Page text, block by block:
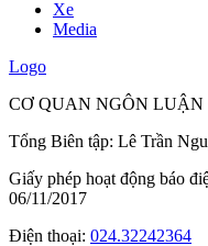
Xe
Media
Logo
CƠ QUAN NGÔN
Tổng Biên tập: Lê Trần
Giấy phép hoạt động báo
06/11/2017
Điện thoại: 024.32242364